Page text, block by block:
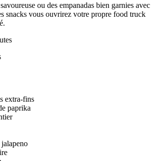
ou des empanadas bien garnies avec
snacks vous ouvrirez votre propre food truck
extra-fins
paprika